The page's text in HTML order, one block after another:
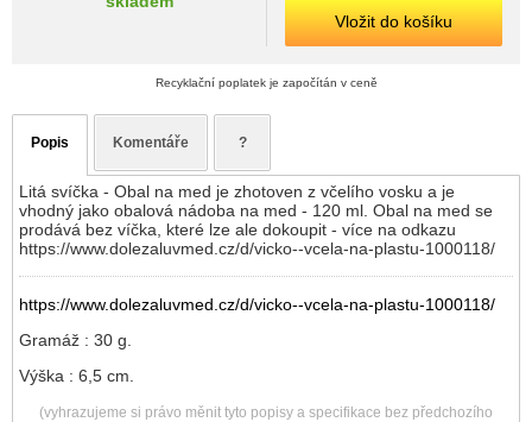
Vložit do košíku
Recyklační poplatek je započítán v ceně
Popis Komentáře ?
Litá svíčka - Obal na med je zhotoven z včelího vosku a je
vhodný jako obalová nádoba na med - 120 ml. Obal na med se
prodává bez víčka, které lze ale dokoupit - více na odkazu
https://www.dolezaluvmed.cz/d/vicko--vcela-na-plastu-1000118/
https://www.dolezaluvmed.cz/d/vicko--vcela-na-plastu-1000118/
Gramáž : 30 g.
Výška : 6,5 cm.
(vyhrazujeme si právo měnit tyto popisy a specifikace bez předchozího